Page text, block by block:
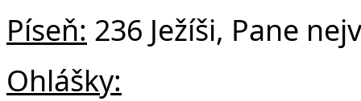
Píseň: 236 Ježíši, Pane
Ohlášky: